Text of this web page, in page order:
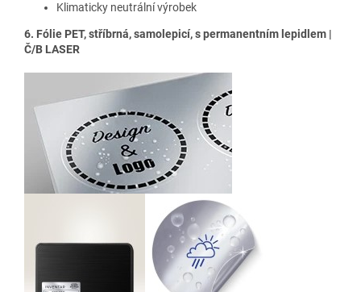
Klimaticky neutrální výrobek
6. Fólie PET, stříbrná, samolepicí, s permanentním lepidlem |
Č/B LASER